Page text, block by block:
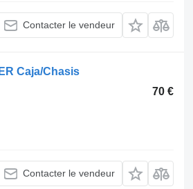
Contacter le vendeur
Caja/Chasis
70 €
Contacter le vendeur